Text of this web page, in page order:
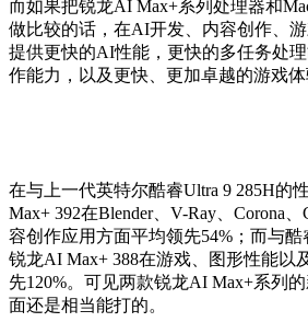
而如果把锐龙AI Max+系列处理器和
做比较的话，在AI开发、内容创作、
提供更快的AI性能，更快的多任务处
作能力，以及更快、更加卓越的游戏体
在与上一代英特尔酷睿Ultra 9 285H的
Max+ 392在Blender、V-Ray、Corona
容创作应用方面平均领先54%；而与酷
锐龙AI Max+ 388在游戏、图形性能以
先120%。可见两款锐龙AI Max+系列
面还是相当能打的。